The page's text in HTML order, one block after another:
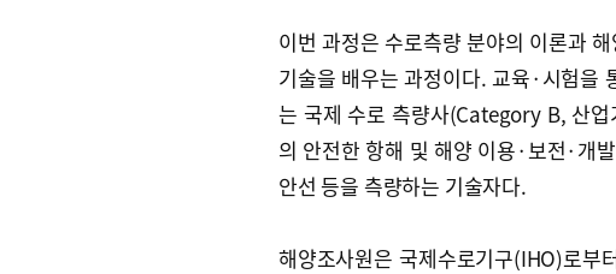
이번 과정은 수로측량 분야의 이론과
기술을 배우는 과정이다. 교육·시험을
는 국제 수로 측량사(Category B, 산
의 안전한 항해 및 해양 이용·보전·개
안선 등을 측량하는 기술자다.
해양조사원은 국제수로기구(IHO)로부